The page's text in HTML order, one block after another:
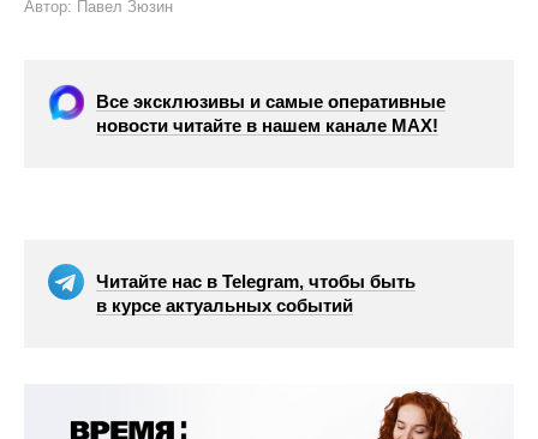
Автор: Павел Зюзин
Все эксклюзивы и самые оперативные
новости читайте в нашем канале МАХ!
Читайте нас в Telegram, чтобы быть
в курсе актуальных событий